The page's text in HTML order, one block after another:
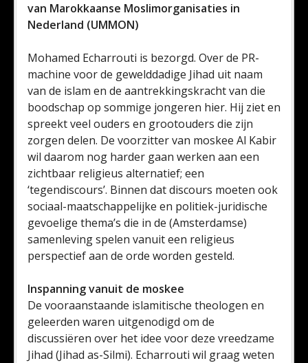
van Marokkaanse Moslimorganisaties in
Nederland (UMMON)
Mohamed Echarrouti is bezorgd. Over de PR-
machine voor de gewelddadige Jihad uit naam
van de islam en de aantrekkingskracht van die
boodschap op sommige jongeren hier. Hij ziet en
spreekt veel ouders en grootouders die zijn
zorgen delen. De voorzitter van moskee Al Kabir
wil daarom nog harder gaan werken aan een
zichtbaar religieus alternatief; een
‘tegendiscours’. Binnen dat discours moeten ook
sociaal-maatschappelijke en politiek-juridische
gevoelige thema’s die in de (Amsterdamse)
samenleving spelen vanuit een religieus
perspectief aan de orde worden gesteld.
Inspanning vanuit de moskee
De vooraanstaande islamitische theologen en
geleerden waren uitgenodigd om de
discussiëren over het idee voor deze vreedzame
Jihad (Jihad as-Silmi). Echarrouti wil graag weten